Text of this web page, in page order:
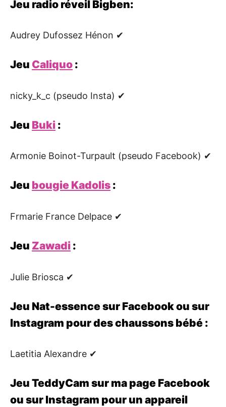
Jeu radio réveil Bigben:
Audrey Dufossez Hénon ✔
Jeu Caliquo :
nicky_k_c (pseudo Insta) ✔
Jeu Buki :
Armonie Boinot-Turpault (pseudo Facebook) ✔
Jeu bougie Kadolis :
Frmarie France Delpace ✔
Jeu Zawadi :
Julie Briosca ✔
Jeu Nat-essence sur Facebook ou sur
Instagram pour des chaussons bébé :
Laetitia Alexandre ✔
Jeu TeddyCam sur ma page Facebook
ou sur Instagram pour un appareil